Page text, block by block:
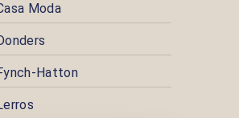
Moda
Hatton